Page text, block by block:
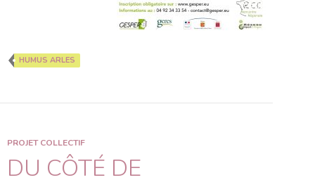
HUMUS ARLES
PROJET COLLECTIF
DU CÔTÉ DE